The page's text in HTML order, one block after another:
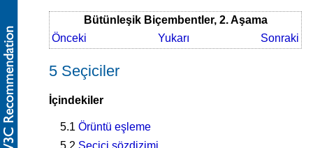
Bütünleşik Biçembentler, 2. Aşama
Önceki
Yukarı Sonraki
5 Seçiciler
İçindekiler
5.1 Örüntü eşleme